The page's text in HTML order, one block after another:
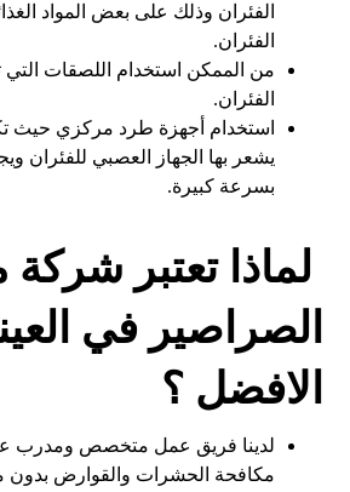
الفئران وذلك على بعض المواد
الفئران.
من الممكن استخدام اللصقات
الفئران.
استخدام أجهزة طرد مركزي حيث
يشعر بها الجهاز العصبي للفئران
بسرعة كبيرة.
لماذا تعتبر
الصراصير في
الافضل ؟
لدينا فريق عمل متخصص ومدرب
مكافحة الحشرات والقوارض بدون